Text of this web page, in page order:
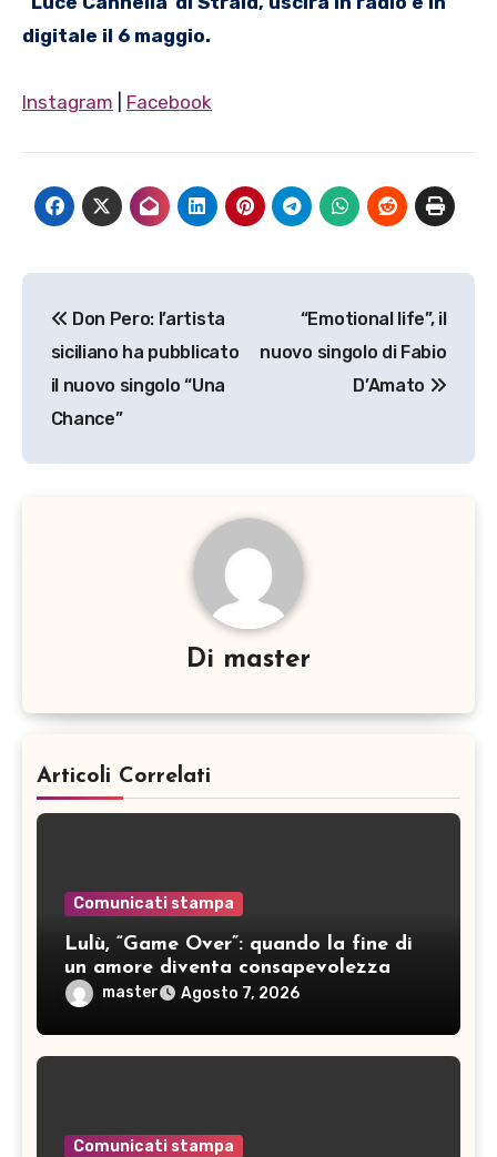
digitale il 6 maggio.
Instagram Facebook
articoli
Don Pero: l’artista
siciliano ha pubblicato
il nuovo singolo “Una
Chance”
“Emotional life”, il
nuovo singolo di Fabio
D’Amato
Di master
Articoli Correlati
Comunicati stampa
Lulù, “Game Over”: quando la fine di
un amore diventa consapevolezza
master Agosto 7, 2026
Comunicati stampa